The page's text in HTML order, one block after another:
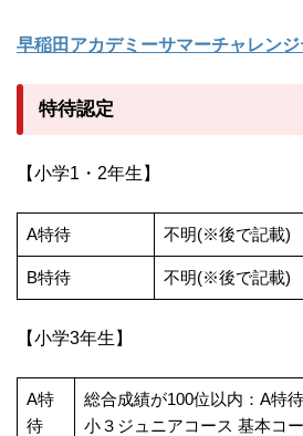
早稲田アカデミーサマーチャレンジ
特待認定
【小学1・2年生】
A特待 不明(※後で記載)
B特待 不明(※後で記載)
【小学3年生】
A特
待
総合成績が100位以内：A特待
小３ジュニアコース 基本コ